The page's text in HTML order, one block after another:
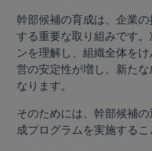
幹部候補の育成は、企業
する重要な取り組みです
ンを理解し、組織全体を
営の安定性が増し、新た
なります。
そのためには、幹部候補
成プログラムを実施するこ